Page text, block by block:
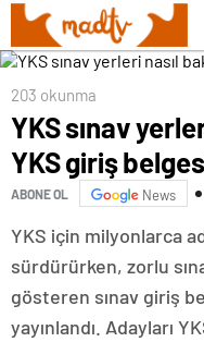
203 okunma
YKS sınav
YKS giriş
ABONE OL News
YKS için milyonlarca
sürdürürken, zorlu
gösteren sınav giriş
yayınlandı. Adayları